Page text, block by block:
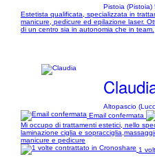
Pistoia (Pistoia)
Estetista qualificata, specializzata in
manicure, pedicure ed epilazione laser.
di un centro sia in autonomia che in team.
Altopascio
Email confermata
Mi occupo di trattamenti estetici, nello
laminazione ciglia e
manicure e pedicure
1